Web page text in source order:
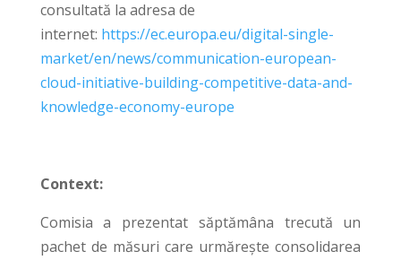
consultată la adresa de
internet: https://ec.europa.eu/digital-single-
market/en/news/communication-european-
cloud-initiative-building-competitive-data-and-
knowledge-economy-europe
Context:
Comisia a prezentat săptămâna trecută un
pachet de măsuri care urmărește consolidarea